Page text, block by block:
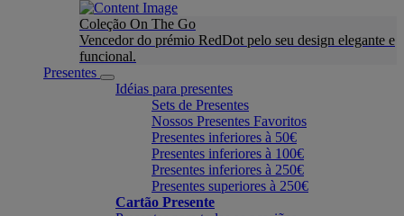
Coleção On The Go
Vencedor do prémio RedDot pelo seu design elegante e
funcional.
Presentes
Idéias para presentes
Sets de Presentes
Nossos Presentes Favoritos
Presentes inferiores à 50€
Presentes inferiores à 100€
Presentes inferiores à 250€
Presentes superiores à 250€
Cartão Presente